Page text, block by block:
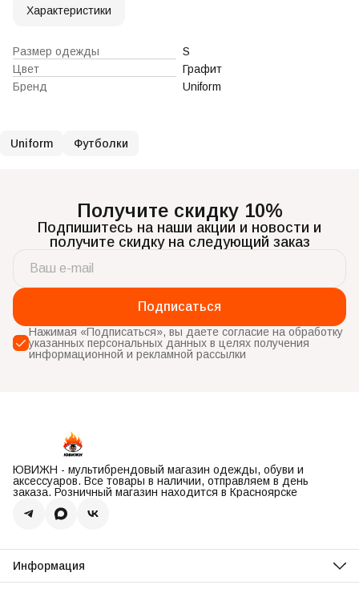
Характеристики
Размер одежды
S
Цвет
Графит
Бренд
Uniform
Uniform Футболки
Получите скидку 10%
Подпишитесь на наши акции и новости и
получите скидку на следующий заказ
Подписаться
Нажимая «Подписаться», вы даете согласие на обработку
указанных персональных данных в целях получения
информационной и рекламной рассылки
ЮВИЖН - мультибрендовый магазин одежды, обуви и
аксессуаров. Все товары в наличии, отправляем в день
заказа. Розничный магазин находится в Красноярске
Информация